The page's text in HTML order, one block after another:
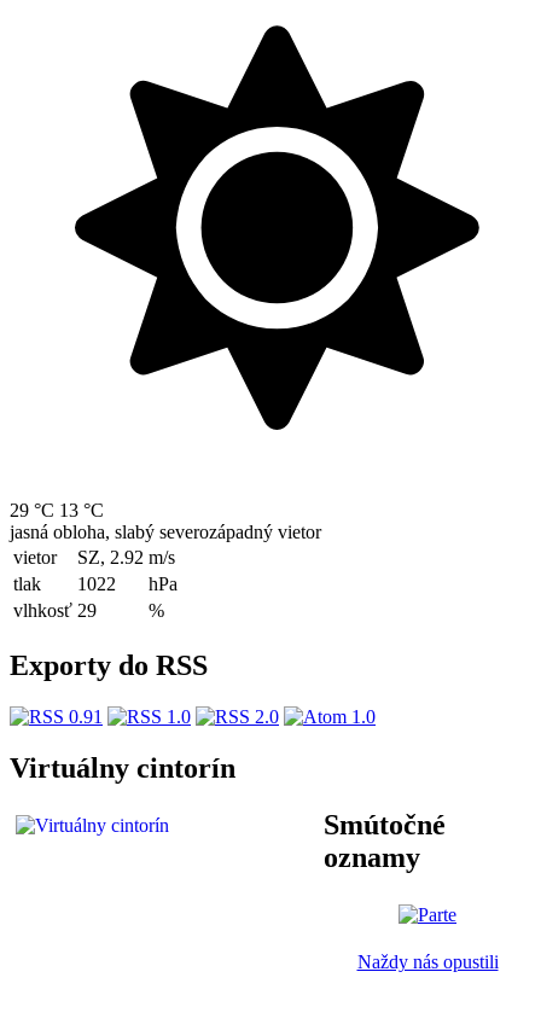
29 °C 13 °C
jasná obloha, slabý severozápadný vietor
vietor
SZ, 2.92 m/s
tlak
1022
hPa
vlhkosť 29 %
Exporty do RSS
Virtuálny cintorín
Smútočné
oznamy
Naždy nás opustili